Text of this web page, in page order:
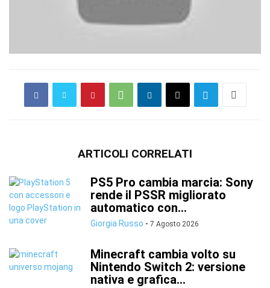
ARTICOLI CORRELATI
PS5 Pro cambia marcia: Sony
rende il PSSR migliorato
automatico con...
Giorgia Russo - 7 Agosto 2026
Minecraft cambia volto su
Nintendo Switch 2: versione
nativa e grafica...